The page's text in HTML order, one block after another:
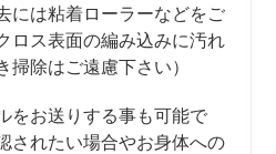
には粘着ローラーなどをご
ロス表面の編み込みに汚れ
掃除はご遠慮下さい）
をお送りする事も可能で
されたい場合やお身体への